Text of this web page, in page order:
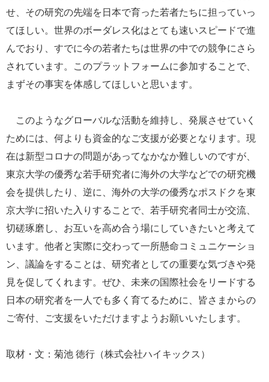
せ、その研究の先端を日本で育った若者たちに担っていっ
てほしい。世界のボーダレス化はとても速いスピードで進
んでおり、すでに今の若者たちは世界の中での競争にさら
されています。このプラットフォームに参加することで、
まずその事実を体感してほしいと思います。
このようなグローバルな活動を維持し、発展させていく
ためには、何よりも資金的なご支援が必要となります。現
在は新型コロナの問題があってなかなか難しいのですが、
東京大学の優秀な若手研究者に海外の大学などでの研究機
会を提供したり、逆に、海外の大学の優秀なポスドクを東
京大学に招いた入りすることで、若手研究者同士が交流、
切磋琢磨し、お互いを高め合う場にしていきたいと考えて
います。他者と実際に交わって一所懸命コミュニケーショ
ン、議論をすることは、研究者としての重要な気づきや発
見を促してくれます。ぜひ、未来の国際社会をリードする
日本の研究者を一人でも多く育てるために、皆さまからの
ご寄付、ご支援をいただけますようお願いいたします。
取材・文：菊池 徳行（株式会社ハイキックス）